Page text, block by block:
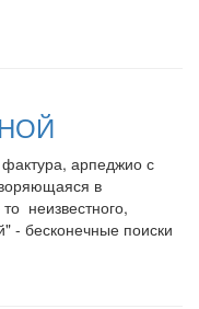
арпеджио с
в
неизвестного,
- бесконечные поиски